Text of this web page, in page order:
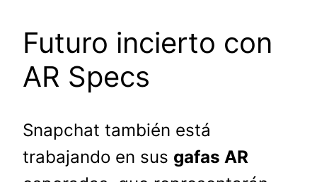
Futuro incierto con
AR Specs
Snapchat también está
trabajando en sus gafas AR